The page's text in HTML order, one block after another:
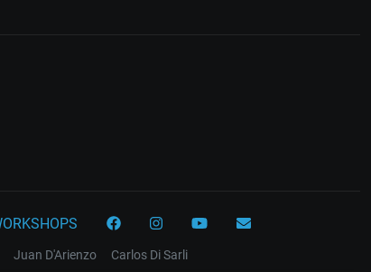
Juan D'Arienzo Carlos Di Sarli